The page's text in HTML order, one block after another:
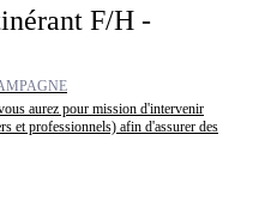
F/H -
aurez pour mission d'intervenir
et professionnels) afin d'assurer des